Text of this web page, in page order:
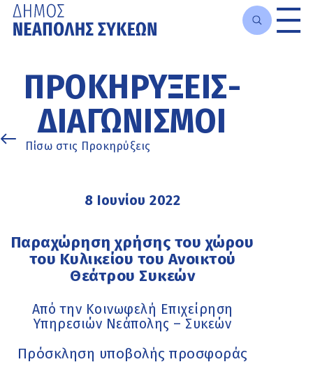
κυρίως
περιεχόμενο
ΠΡΟΚΗΡΎΞΕΙΣ-
ΔΙΑΓΩΝΙΣΜΟΊ
Πίσω στις Προκηρύξεις
8 Ιουνίου 2022
Παραχώρηση χρήσης του χώρου
του Κυλικείου του Ανοικτού
Θεάτρου Συκεών
Από την Κοινωφελή Επιχείρηση
Υπηρεσιών Νεάπολης – Συκεών
Πρόσκληση υποβολής προσφοράς